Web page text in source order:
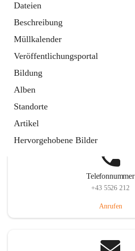
Dateien
Beschreibung
Müllkalender
Veröffentlichungsportal
Bildung
Alben
Standorte
Artikel
Hervorgehobene Bilder
Telefonnummer
+43 5526 212
Anrufen